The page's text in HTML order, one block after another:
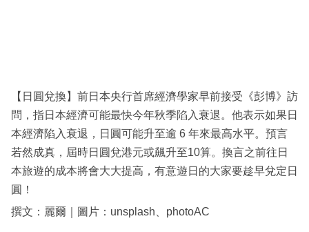
區
【日圓兌換】前日本央行首席經濟學家早前接受《彭博》訪
問，指日本經濟可能最快今年秋季陷入衰退。他表示如果日
本經濟陷入衰退，日圓可能升至逾 6 年來最高水平。預言
若然成真，屆時日圓兌港元或飆升至10算。換言之前往日
本旅遊的成本將會大大提高，有意遊日的大家要趁早兌定日
圓！
撰文：麗爾｜圖片：unsplash、photoAC